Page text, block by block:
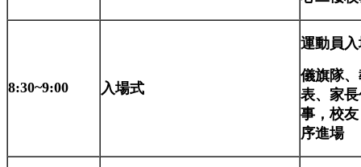
8:30~9:00 入場式
運動員
儀旗隊
表、家
事，校
序進場